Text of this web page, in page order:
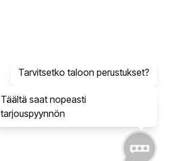
Tarvitsetko taloon perustukset?
Täältä saat nopeasti
tarjouspyynnön